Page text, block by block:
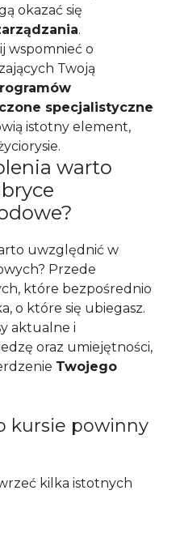
okazać się
.
wspomnieć o
Twoją
specjalistyczne
istotny element,
warto
uwzględnić w
Przede
które bezpośrednio
o które się ubiegasz.
aktualne i
oraz umiejętności,
Twojego
kursie powinny
kilka istotnych